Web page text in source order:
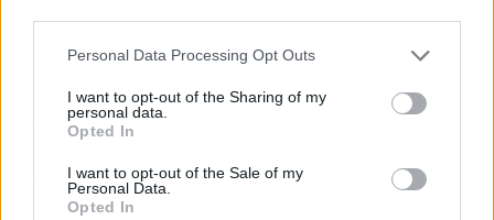
Personal Data Processing Opt Outs
I want to opt-out of the Sharing of my
personal data.
Opted In
I want to opt-out of the Sale of my
Personal Data.
Opted In
Estos equipos suelen estar ubicados lejos del
routerde la vivienda, donde el wifi no alcanza a
mantener una conexión estable y mantenida y
grosor del cable como por no disponer de
conductos de comunicaciones adecuados.